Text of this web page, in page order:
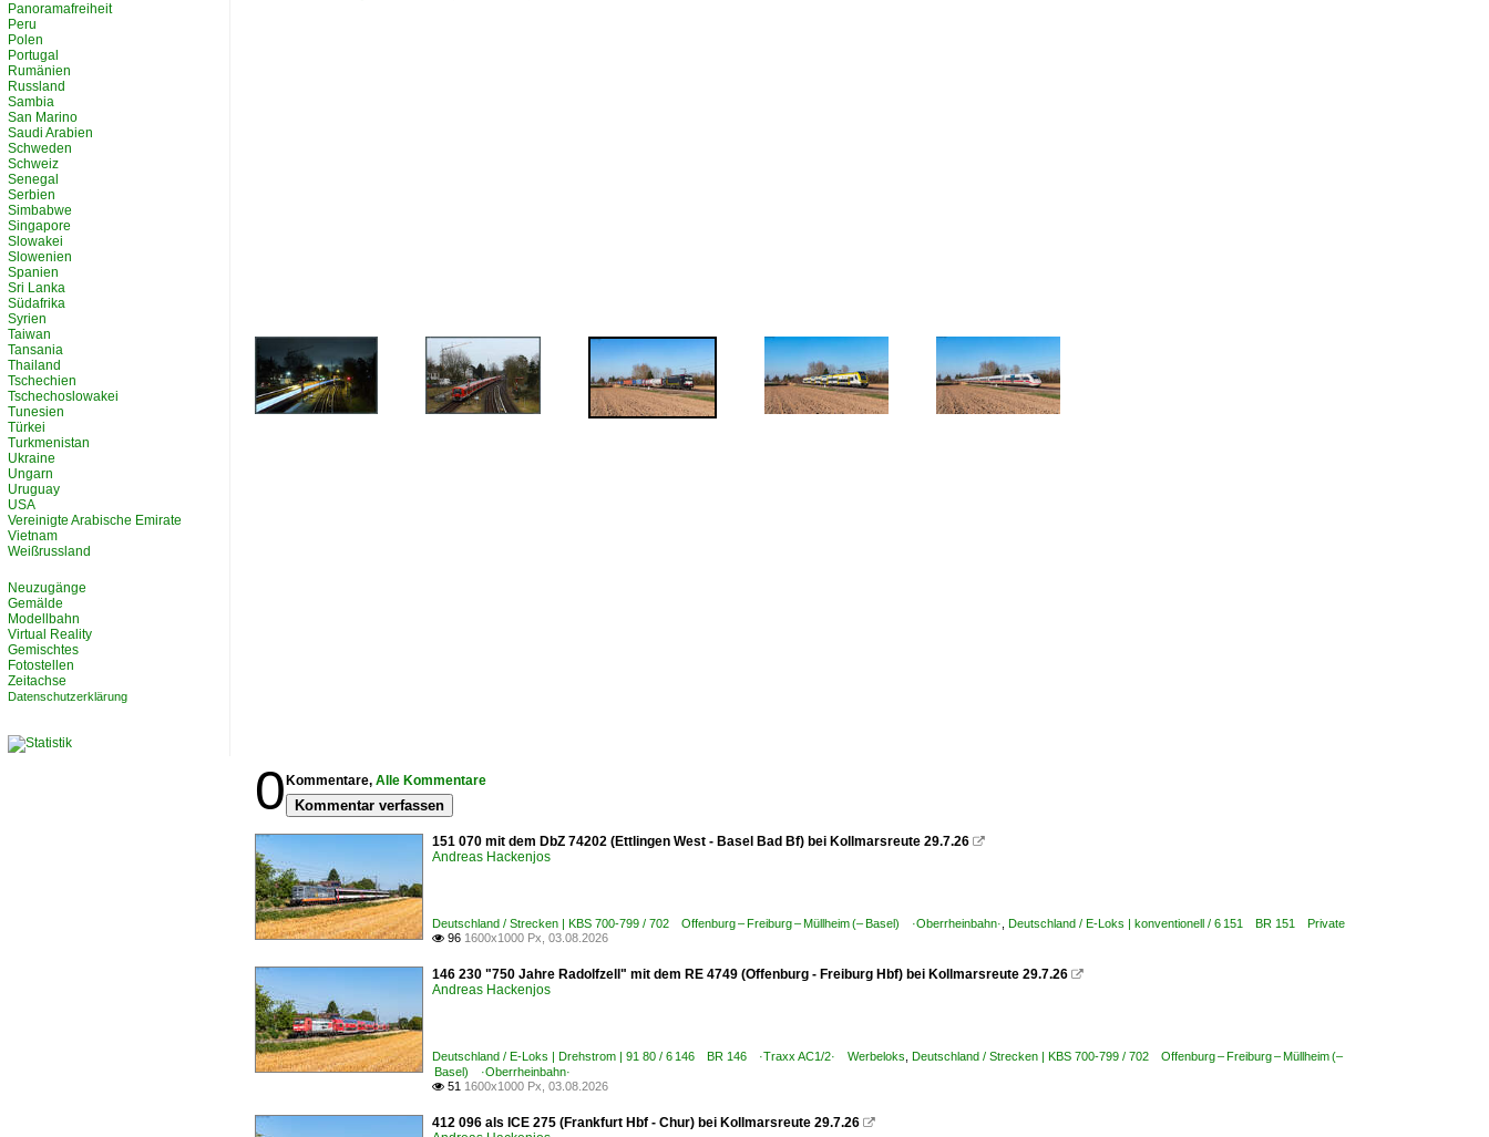
0 Kommentare, Alle Kommentare
Kommentar verfassen
151 070 mit dem DbZ 74202 (Ettlingen West - Basel Bad Bf) bei Kollmarsreute 29.7.26 
Andreas Hackenjos
Deutschland / Strecken | KBS 700-799 / 702 Offenburg – Freiburg – Müllheim (– Basel) ·Oberrheinbahn· Deutschland / E-Loks | konventionell / 6 151 BR 151 Private
 96 1600x1000 Px, 03.08.2026
146 230 "750 Jahre Radolfzell" mit dem RE 4749 (Offenburg - Freiburg Hbf) bei Kollmarsreute 29.7.26 
Andreas Hackenjos
Deutschland / E-Loks | Drehstrom | 91 80 / 6 146 BR 146 ·Traxx AC1/2· Werbeloks Deutschland / Strecken | KBS 700-799 / 702 Offenburg – Freiburg – Müllheim (–
Basel) ·Oberrheinbahn·
 51 1600x1000 Px, 03.08.2026
412 096 als ICE 275 (Frankfurt Hbf - Chur) bei Kollmarsreute 29.7.26 
Panoramafreiheit
Peru
Polen
Portugal
Rumänien
Russland
Sambia
San Marino
Saudi Arabien
Schweden
Schweiz
Senegal
Serbien
Simbabwe
Singapore
Slowakei
Slowenien
Spanien
Sri Lanka
Südafrika
Syrien
Taiwan
Tansania
Thailand
Tschechien
Tschechoslowakei
Tunesien
Türkei
Turkmenistan
Ukraine
Ungarn
Uruguay
USA
Vereinigte Arabische Emirate
Vietnam
Weißrussland
Neuzugänge
Gemälde
Modellbahn
Virtual Reality
Gemischtes
Fotostellen
Zeitachse
Datenschutzerklärung